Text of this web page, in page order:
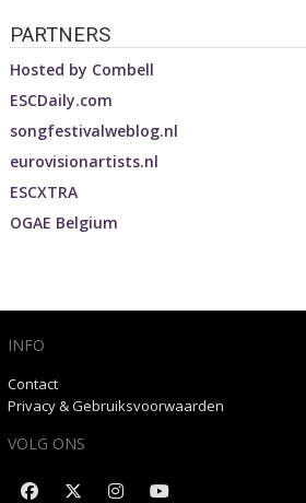
PARTNERS
Hosted by Combell
ESCDaily.com
songfestivalweblog.nl
eurovisionartists.nl
ESCXTRA
OGAE Belgium
INFO
Contact
Privacy & Gebruiksvoorwaarden
VOLG ONS